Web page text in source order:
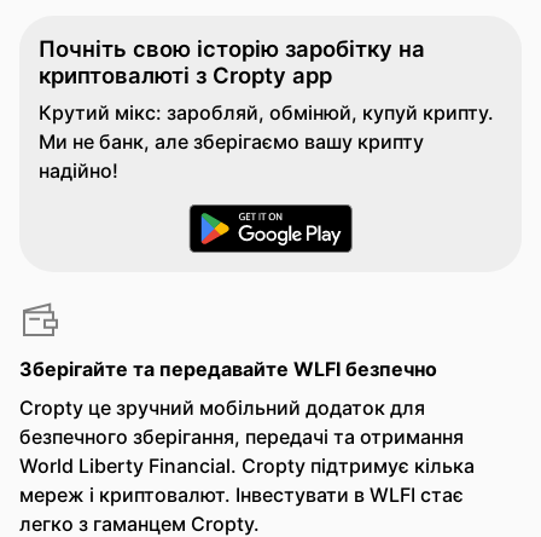
Почніть свою історію заробітку на
криптовалюті з Cropty app
Крутий мікс: заробляй, обмінюй, купуй крипту.
Ми не банк, але зберігаємо вашу крипту
надійно!
Зберігайте та передавайте WLFI безпечно
Cropty це зручний мобільний додаток для
безпечного зберігання, передачі та отримання
World Liberty Financial. Cropty підтримує кілька
мереж і криптовалют. Інвестувати в WLFI стає
легко з гаманцем Cropty.